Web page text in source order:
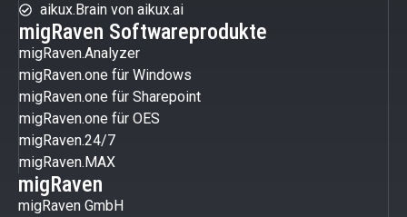
aikux.Brain von aikux.ai
migRaven Softwareprodukte
migRaven.Analyzer
migRaven.one für Windows
migRaven.one für Sharepoint
migRaven.one für OES
migRaven.24/7
migRaven.MAX
migRaven
migRaven GmbH